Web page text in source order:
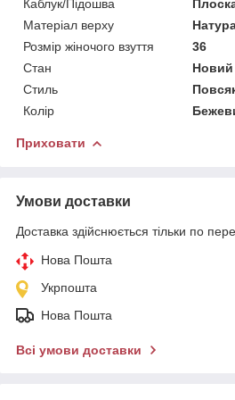
Каблук/Підошва
Матеріал верху
Розмір жіночого взуття
36
Стан
Новий
Стиль
Колір
Приховати
Умови доставки
Доставка здійснюється тільки по
Нова Пошта
Укрпошта
Нова Пошта
Всі умови доставки